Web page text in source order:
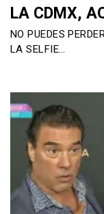
LA CDMX,
NO PUEDES
LA SELFIE…